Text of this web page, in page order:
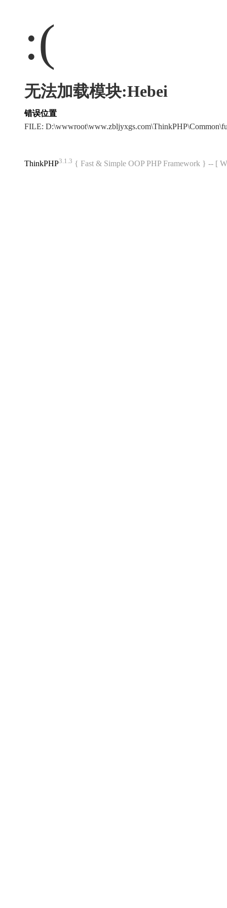
:(
无法加载模块:Hebei
错误位置
FILE:
ThinkPHP3.1.3 { Fast & Simple OOP PHP Framework } -- [